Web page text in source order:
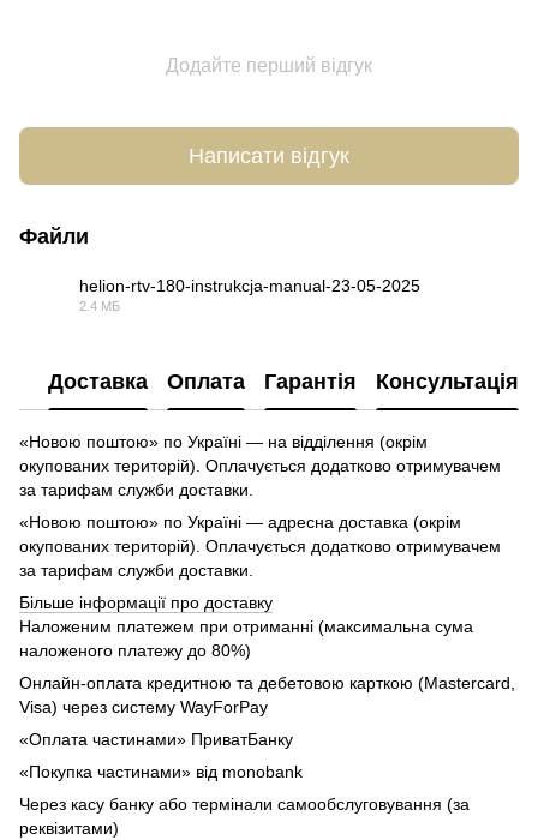
Додайте перший відгук
Написати відгук
Файли
helion-rtv-180-instrukcja-manual-23-05-2025
2.4 МБ
Доставка Оплата Гарантія Консультація
«Новою поштою» по Україні — на відділення (окрім
окупованих територій). Оплачується додатково отримувачем
за тарифам служби доставки.
«Новою поштою» по Україні — адресна доставка (окрім
окупованих територій). Оплачується додатково отримувачем
за тарифам служби доставки.
Більше інформації про доставку
Наложеним платежем при отриманні (максимальна сума
наложеного платежу до 80%)
Онлайн-оплата кредитною та дебетовою карткою (Mastercard,
Visa) через систему WayForPay
«Оплата частинами» ПриватБанку
«Покупка частинами» від monobank
Через касу банку або термінали самообслуговування (за
реквізитами)